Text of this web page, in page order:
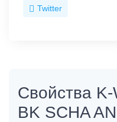
Twitter
Свойства
BK SCHA